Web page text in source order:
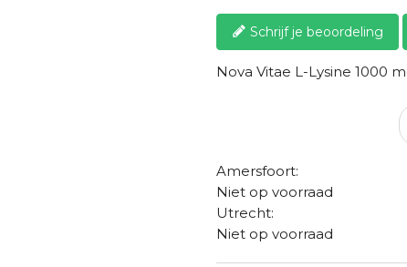
Schrijf je beoordeling
Nova Vitae L-Lysine 1000
Amersfoort:
Niet op voorraad
Utrecht:
Niet op voorraad